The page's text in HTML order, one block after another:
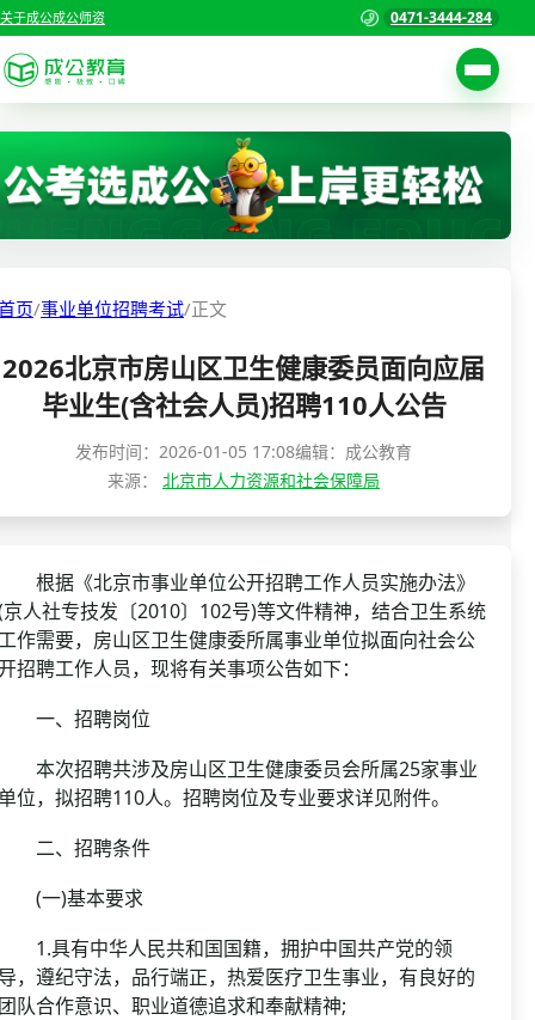
关于成公成公师资 0471-3444-284
考试公告
职位表
准考证打印
考试政策
成绩查询
面试补录
历年真题
公务员课程
首页
国家公务员考试
三支一扶考试
警察/辅警考试
页/事业单位招聘考试/正文
2026北京市房山区卫生健康委员面向应届
毕业生(含社会人员)招聘110人公告
发布时间： 2026-01-05 17:08编辑：成公教育
来源： 北京市人力资源和社会保障局
据《北京市事业单位公开招聘工作人员实施办法》
人社专技发〔2010〕102号)等文件精神，结合卫生系统
作需要，房山区卫生健康委所属事业单位拟面向社会公
招聘工作人员，现将有关事项公告如下：
、招聘岗位
次招聘共涉及房山区卫生健康委员会所属25家事业
位，拟招聘110人。招聘岗位及专业要求详见附件。
、招聘条件
一)基本要求
具有中华人民共和国国籍，拥护中国共产党的领
，遵纪守法，品行端正，热爱医疗卫生事业，有良好的
队合作意识、职业道德追求和奉献精神;